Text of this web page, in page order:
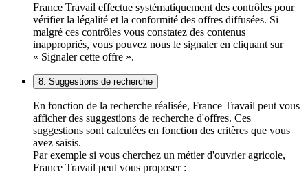
France Travail effectue systématiquement des contrôles pour
vérifier la légalité et la conformité des offres diffusées. Si
malgré ces contrôles vous constatez des contenus
inappropriés, vous pouvez nous le signaler en cliquant sur
« Signaler cette offre ».
8. Suggestions de recherche
En fonction de la recherche réalisée, France Travail peut vous
afficher des suggestions de recherche d'offres. Ces
suggestions sont calculées en fonction des critères que vous
avez saisis.
Par exemple si vous cherchez un métier d'ouvrier agricole,
France Travail peut vous proposer :